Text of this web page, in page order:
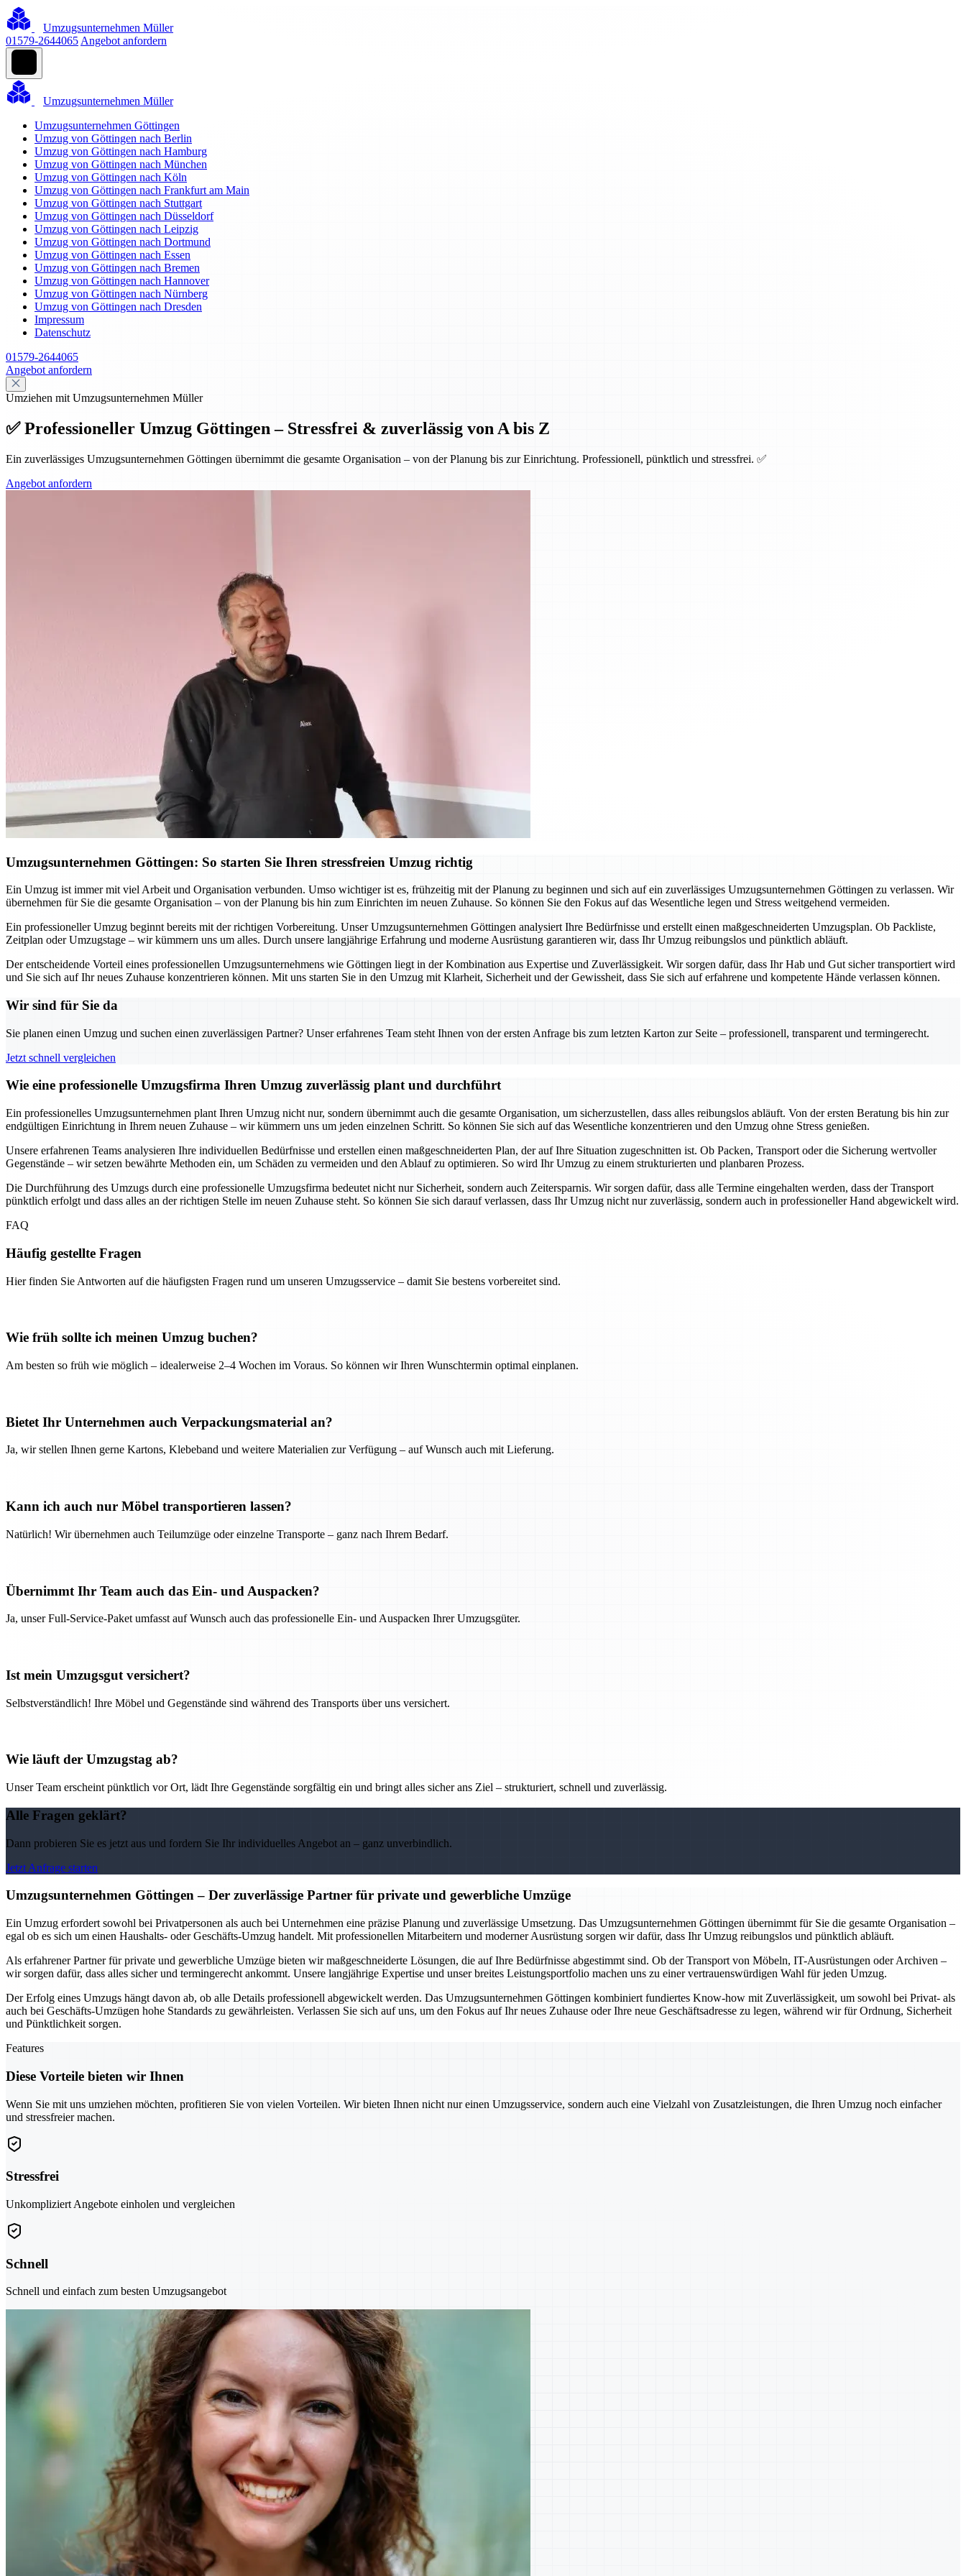
Umzugsunternehmen Müller
01579-2644065 Angebot anfordern
Umzugsunternehmen Müller
Umzugsunternehmen Göttingen
Umzug von Göttingen nach Berlin
Umzug von Göttingen nach Hamburg
Umzug von Göttingen nach München
Umzug von Göttingen nach Köln
Umzug von Göttingen nach Frankfurt am Main
Umzug von Göttingen nach Stuttgart
Umzug von Göttingen nach Düsseldorf
Umzug von Göttingen nach Leipzig
Umzug von Göttingen nach Dortmund
Umzug von Göttingen nach Essen
Umzug von Göttingen nach Bremen
Umzug von Göttingen nach Hannover
Umzug von Göttingen nach Nürnberg
Umzug von Göttingen nach Dresden
Impressum
Datenschutz
01579-2644065
Angebot anfordern
Umziehen mit Umzugsunternehmen Müller
✅ Professioneller Umzug Göttingen – Stressfrei & zuverlässig von A bis Z
Ein zuverlässiges Umzugsunternehmen Göttingen übernimmt die gesamte Organisation – von der Planung bis zur Einrichtung. Professionell, pünktlich und stressfrei. ✅
Angebot anfordern
Umzugsunternehmen Göttingen: So starten Sie Ihren stressfreien Umzug richtig
Ein Umzug ist immer mit viel Arbeit und Organisation verbunden. Umso wichtiger ist es, frühzeitig mit der Planung zu beginnen und sich auf ein zuverlässiges Umzugsunternehmen Göttingen zu verlassen. Wir
übernehmen für Sie die gesamte Organisation – von der Planung bis hin zum Einrichten im neuen Zuhause. So können Sie den Fokus auf das Wesentliche legen und Stress weitgehend vermeiden.
Ein professioneller Umzug beginnt bereits mit der richtigen Vorbereitung. Unser Umzugsunternehmen Göttingen analysiert Ihre Bedürfnisse und erstellt einen maßgeschneiderten Umzugsplan. Ob Packliste,
Zeitplan oder Umzugstage – wir kümmern uns um alles. Durch unsere langjährige Erfahrung und moderne Ausrüstung garantieren wir, dass Ihr Umzug reibungslos und pünktlich abläuft.
Der entscheidende Vorteil eines professionellen Umzugsunternehmens wie Göttingen liegt in der Kombination aus Expertise und Zuverlässigkeit. Wir sorgen dafür, dass Ihr Hab und Gut sicher transportiert wird
und Sie sich auf Ihr neues Zuhause konzentrieren können. Mit uns starten Sie in den Umzug mit Klarheit, Sicherheit und der Gewissheit, dass Sie sich auf erfahrene und kompetente Hände verlassen können.
Wir sind für Sie da
Sie planen einen Umzug und suchen einen zuverlässigen Partner? Unser erfahrenes Team steht Ihnen von der ersten Anfrage bis zum letzten Karton zur Seite – professionell, transparent und termingerecht.
Jetzt schnell vergleichen
Wie eine professionelle Umzugsfirma Ihren Umzug zuverlässig plant und durchführt
Ein professionelles Umzugsunternehmen plant Ihren Umzug nicht nur, sondern übernimmt auch die gesamte Organisation, um sicherzustellen, dass alles reibungslos abläuft. Von der ersten Beratung bis hin zur
endgültigen Einrichtung in Ihrem neuen Zuhause – wir kümmern uns um jeden einzelnen Schritt. So können Sie sich auf das Wesentliche konzentrieren und den Umzug ohne Stress genießen.
Unsere erfahrenen Teams analysieren Ihre individuellen Bedürfnisse und erstellen einen maßgeschneiderten Plan, der auf Ihre Situation zugeschnitten ist. Ob Packen, Transport oder die Sicherung wertvoller
Gegenstände – wir setzen bewährte Methoden ein, um Schäden zu vermeiden und den Ablauf zu optimieren. So wird Ihr Umzug zu einem strukturierten und planbaren Prozess.
Die Durchführung des Umzugs durch eine professionelle Umzugsfirma bedeutet nicht nur Sicherheit, sondern auch Zeitersparnis. Wir sorgen dafür, dass alle Termine eingehalten werden, dass der Transport
pünktlich erfolgt und dass alles an der richtigen Stelle im neuen Zuhause steht. So können Sie sich darauf verlassen, dass Ihr Umzug nicht nur zuverlässig, sondern auch in professioneller Hand abgewickelt wird.
FAQ
Häufig gestellte Fragen
Hier finden Sie Antworten auf die häufigsten Fragen rund um unseren Umzugsservice – damit Sie bestens vorbereitet sind.
Wie früh sollte ich meinen Umzug buchen?
Am besten so früh wie möglich – idealerweise 2–4 Wochen im Voraus. So können wir Ihren Wunschtermin optimal einplanen.
Bietet Ihr Unternehmen auch Verpackungsmaterial an?
Ja, wir stellen Ihnen gerne Kartons, Klebeband und weitere Materialien zur Verfügung – auf Wunsch auch mit Lieferung.
Kann ich auch nur Möbel transportieren lassen?
Natürlich! Wir übernehmen auch Teilumzüge oder einzelne Transporte – ganz nach Ihrem Bedarf.
Übernimmt Ihr Team auch das Ein- und Auspacken?
Ja, unser Full-Service-Paket umfasst auf Wunsch auch das professionelle Ein- und Auspacken Ihrer Umzugsgüter.
Ist mein Umzugsgut versichert?
Selbstverständlich! Ihre Möbel und Gegenstände sind während des Transports über uns versichert.
Wie läuft der Umzugstag ab?
Unser Team erscheint pünktlich vor Ort, lädt Ihre Gegenstände sorgfältig ein und bringt alles sicher ans Ziel – strukturiert, schnell und zuverlässig.
Alle Fragen geklärt?
Dann probieren Sie es jetzt aus und fordern Sie Ihr individuelles Angebot an – ganz unverbindlich.
Jetzt Anfrage starten
Umzugsunternehmen Göttingen – Der zuverlässige Partner für private und gewerbliche Umzüge
Ein Umzug erfordert sowohl bei Privatpersonen als auch bei Unternehmen eine präzise Planung und zuverlässige Umsetzung. Das Umzugsunternehmen Göttingen übernimmt für Sie die gesamte Organisation –
egal ob es sich um einen Haushalts- oder Geschäfts-Umzug handelt. Mit professionellen Mitarbeitern und moderner Ausrüstung sorgen wir dafür, dass Ihr Umzug reibungslos und pünktlich abläuft.
Als erfahrener Partner für private und gewerbliche Umzüge bieten wir maßgeschneiderte Lösungen, die auf Ihre Bedürfnisse abgestimmt sind. Ob der Transport von Möbeln, IT-Ausrüstungen oder Archiven –
wir sorgen dafür, dass alles sicher und termingerecht ankommt. Unsere langjährige Expertise und unser breites Leistungsportfolio machen uns zu einer vertrauenswürdigen Wahl für jeden Umzug.
Der Erfolg eines Umzugs hängt davon ab, ob alle Details professionell abgewickelt werden. Das Umzugsunternehmen Göttingen kombiniert fundiertes Know-how mit Zuverlässigkeit, um sowohl bei Privat- als
auch bei Geschäfts-Umzügen hohe Standards zu gewährleisten. Verlassen Sie sich auf uns, um den Fokus auf Ihr neues Zuhause oder Ihre neue Geschäftsadresse zu legen, während wir für Ordnung, Sicherheit
und Pünktlichkeit sorgen.
Features
Diese Vorteile bieten wir Ihnen
Wenn Sie mit uns umziehen möchten, profitieren Sie von vielen Vorteilen. Wir bieten Ihnen nicht nur einen Umzugsservice, sondern auch eine Vielzahl von Zusatzleistungen, die Ihren Umzug noch einfacher
und stressfreier machen.
Stressfrei
Unkompliziert Angebote einholen und vergleichen
Schnell
Schnell und einfach zum besten Umzugsangebot